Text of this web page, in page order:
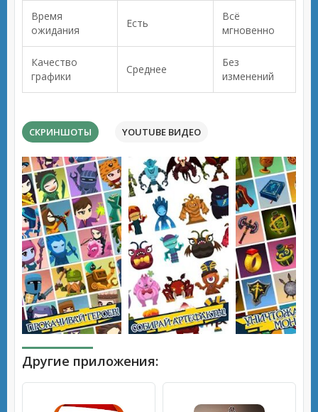
Время
ожидания
Есть
Всё
мгновенно
Качество
графики
Среднее
Без
изменений
СКРИНШОТЫ YOUTUBE ВИДЕО
Другие приложения: